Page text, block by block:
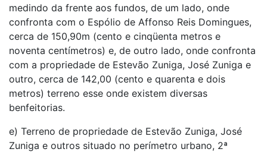
medindo da frente aos fundos, de um lado, onde
confronta com o Espólio de Affonso Reis Domingues,
cerca de 150,90m (cento e cinqüenta metros e
noventa centímetros) e, de outro lado, onde confronta
com a propriedade de Estevão Zuniga, José Zuniga e
outro, cerca de 142,00 (cento e quarenta e dois
metros) terreno esse onde existem diversas
benfeitorias.
e) Terreno de propriedade de Estevão Zuniga, José
Zuniga e outros situado no perímetro urbano, 2ª